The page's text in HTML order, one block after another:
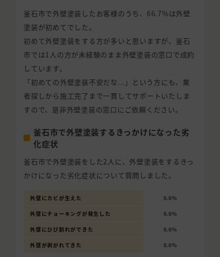
釜石市で外壁塗装したお客様のうち、66.7%は外壁
塗装が初めてでした。
初めて外壁塗装をする方が多いと思いますが、釜石
市では1人の方が未経験のまま外壁塗装の窓口で成約
しています。
「初めての外壁塗装不安だな...」という方にも、業
者探しから施工完了まで一貫してサポートいたしま
すので、是非外壁塗装の窓口にご依頼ください。
釜石市で外壁塗装するきっかけになった劣
化症状
釜石市で外壁塗装をした2人に、外壁塗装をするきっ
かけになった劣化症状について質問しました。
外壁にカビが生えた 0.0%
外壁にチョーキングが発生した 0.0%
外壁にひび割れができた 0.0%
外壁が剥がれてきた 0.0%